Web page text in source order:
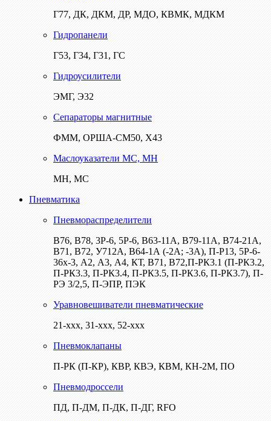
Г77, ДК, ДКМ, ДР, МДО, КВМК, МДКМ
Гидропанели
Г53, Г34, Г31, ГС
Гидроусилители
ЭМГ, Э32
Сепараторы магнитные
ФММ, ОРША-СМ50, Х43
Маслоуказатели МС, МН
МН, МС
Пневматика
Пневмораспределители
В76, В78, 3Р-6, 5Р-6, В63-11А, В79-11А, В74-21А,
В71, В72, У712А, В64-1А (-2А; -3А), П-Р13, 5Р-6-
36х-3, А2, А3, А4, КТ, В71, В72,П-РК3.1 (П-РК3.2,
П-РК3.3, П-РК3.4, П-РК3.5, П-РК3.6, П-РК3.7), П-
РЭ 3/2,5, П-ЭПР, ПЭК
Уравновешиватели пневматические
21-ххх, 31-ххх, 52-ххх
Пневмоклапаны
П-РК (П-КР), КВР, КВЭ, КВМ, КН-2М, ПО
Пневмодроссели
ПД, П-ДМ, П-ДК, П-ДГ, RFO